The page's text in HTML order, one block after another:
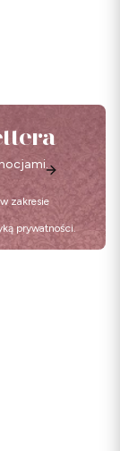
zakresie
prywatności.